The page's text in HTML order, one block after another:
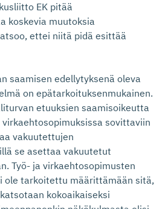
EK pitää
koskevia muutoksia
ettei niitä pidä esittää
saamisen edellytyksenä oleva
on epätarkoituksenmukainen.
etuuksien saamisoikeutta
sovittaviin
vakuutettujen
se asettaa vakuutetut
Työ- ja virkaehtosopimusten
ole tarkoitettu määrittämään sitä,
kokoaikaiseksi